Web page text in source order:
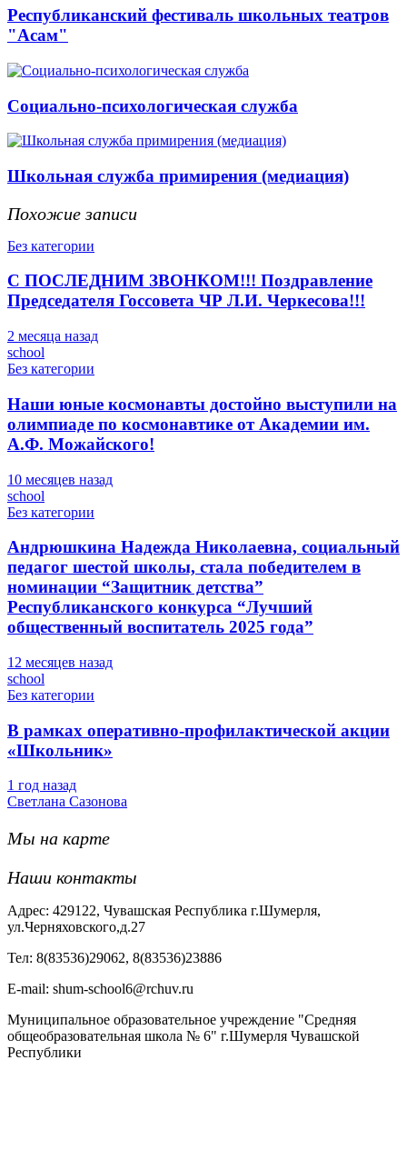
Республиканский фестиваль школьных театров
"Асам"
Социально-психологическая служба
Школьная служба примирения (медиация)
Похожие записи
Без категории
С ПОСЛЕДНИМ ЗВОНКОМ!!! Поздравление
Председателя Госсовета ЧР Л.И. Черкесова!!!
2 месяца назад
school
Без категории
Наши юные космонавты достойно выступили на
олимпиаде по космонавтике от Академии им.
А.Ф. Можайского!
10 месяцев назад
school
Без категории
Андрюшкина Надежда Николаевна, социальный
педагог шестой школы, стала победителем в
номинации “Защитник детства”
Республиканского конкурса “Лучший
общественный воспитатель 2025 года”
12 месяцев назад
school
Без категории
В рамках оперативно-профилактической акции
«Школьник»
1 год назад
Светлана Сазонова
Мы на карте
Наши контакты
Адрес: 429122, Чувашская Республика г.Шумерля,
ул.Черняховского,д.27
Тел: 8(83536)29062, 8(83536)23886
Е-mail: shum-school6@rchuv.ru
Муниципальное образовательное учреждение "Средняя
общеобразовательная школа № 6" г.Шумерля Чувашской
Республики